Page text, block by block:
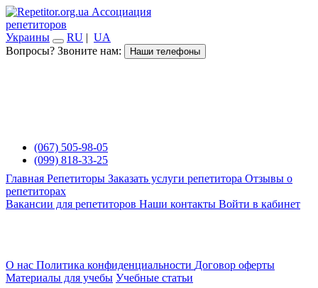
Ассоциация
репетиторов
Украины
RU | UA
Вопросы? Звоните нам:
Наши телефоны
(067) 505-98-05
(099) 818-33-25
Главная Репетиторы Заказать услуги репетитора Отзывы о
репетиторах
Вакансии для репетиторов Наши контакты Войти в кабинет
О нас Политика конфиденциальности Договор оферты
Материалы для учебы Учебные статьи